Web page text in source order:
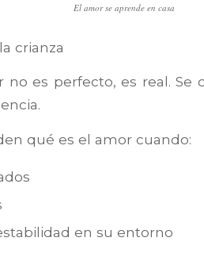
El amor se aprende en casa
crianza
no es perfecto, es real. Se
qué es el amor cuando:
en su entorno